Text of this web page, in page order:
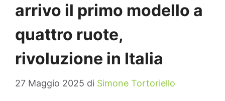
arrivo il primo modello a
quattro ruote,
rivoluzione in Italia
27 Maggio 2025 di Simone Tortoriello